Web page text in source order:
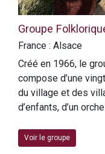
Groupe
France : Alsace
Créé en 1966, le
compose d’une
du village et des
d’enfants, d’un
Voir le groupe